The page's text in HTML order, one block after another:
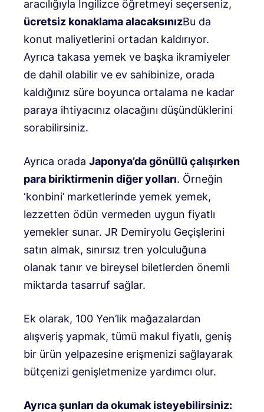
aracılığıyla İngilizce öğretmeyi seçerseniz,
ücretsiz konaklama alacaksınızBu da
konut maliyetlerini ortadan kaldırıyor.
Ayrıca takasa yemek ve başka ikramiyeler
de dahil olabilir ve ev sahibinize, orada
kaldığınız süre boyunca ortalama ne kadar
paraya ihtiyacınız olacağını düşündüklerini
sorabilirsiniz.
Ayrıca orada Japonya’da gönüllü çalışırken
para biriktirmenin diğer yolları. Örneğin
‘konbini’ marketlerinde yemek yemek,
lezzetten ödün vermeden uygun fiyatlı
yemekler sunar. JR Demiryolu Geçişlerini
satın almak, sınırsız tren yolculuğuna
olanak tanır ve bireysel biletlerden önemli
miktarda tasarruf sağlar.
Ek olarak, 100 Yen’lik mağazalardan
alışveriş yapmak, tümü makul fiyatlı, geniş
bir ürün yelpazesine erişmenizi sağlayarak
bütçenizi genişletmenize yardımcı olur.
Ayrıca şunları da okumak isteyebilirsiniz: